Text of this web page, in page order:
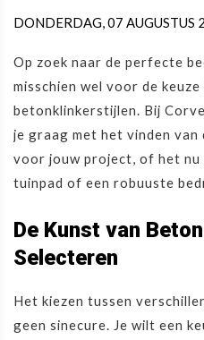
DONDERDAG, 07 AUGUSTUS
Op zoek naar de perfecte
misschien wel voor de
betonklinkerstijlen. Bij
je graag met het vinden
voor jouw project, of het nu
tuinpad of een robuuste
De Kunst van
Selecteren
Het kiezen tussen
geen sinecure. Je wilt een